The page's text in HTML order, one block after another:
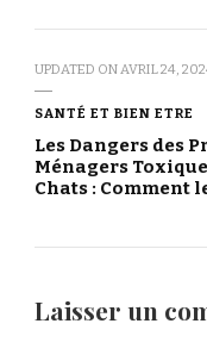
UPDATED ONAVRIL 24,
SANTÉ ET BIEN ETRE
Les Dangers des
Ménagers
Chats : Comment
Laisser un